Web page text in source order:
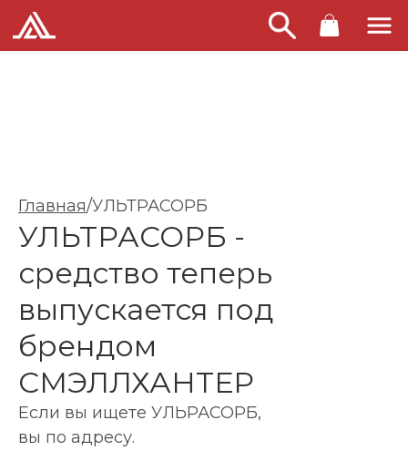
Главная/УЛЬТРАСОРБ
УЛЬТРАСОРБ -
средство теперь
выпускается под
брендом
СМЭЛЛХАНТЕР
Если вы ищете УЛЬРАСОРБ,
вы по адресу.